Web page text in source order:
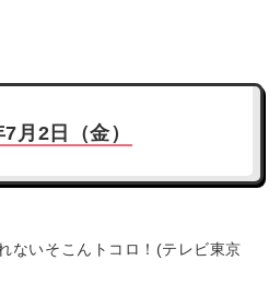
月2日（金）
ないそこんトコロ！(テレビ東京